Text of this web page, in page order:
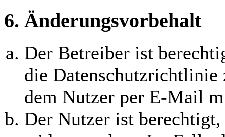
6. Änderungsvorbehalt
Der Betreiber ist
die
dem Nutzer per E-Mail
Der Nutzer ist